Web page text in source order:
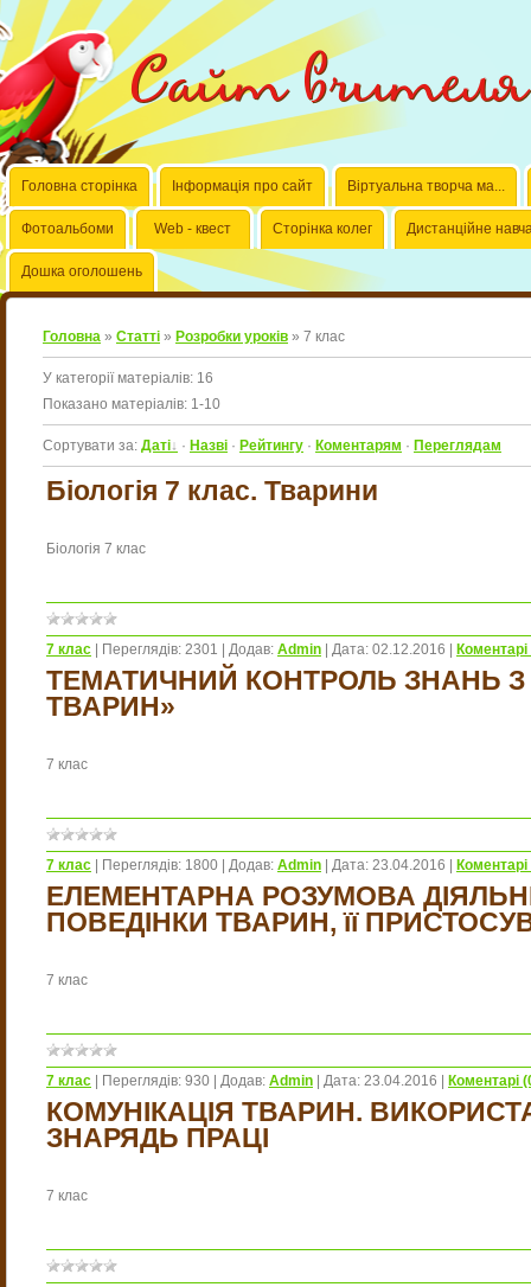
Сайт вчителя
Головна сторінка Інформація про сайт Віртуальна творча ма...
Фотоальбоми Web - квест Сторінка колег Дистанційне
Дошка оголошень
Головна » Статті » Розробки уроків » 7 клас
У категорії матеріалів: 16
Показано матеріалів: 1-10
Сортувати за: Даті · Назві · Рейтингу · Коментарям · Переглядам
Біологія 7 клас. Тварини
Біологія 7 клас
7 клас Переглядів: 2301 Додав: Admin Дата: 02.12.2016 Коментарі
ТЕМАТИЧНИЙ КОНТРОЛЬ ЗНАНЬ З
ТВАРИН»
7 клас
7 клас Переглядів: 1800 Додав: Admin Дата: 23.04.2016 Коментарі
ЕЛЕМЕНТАРНА РОЗУМОВА
ПОВЕДІНКИ ТВАРИН, її
7 клас
7 клас Переглядів: 930 Додав: Admin Дата: 23.04.2016 Коментарі
КОМУНІКАЦІЯ ТВАРИН.
ЗНАРЯДЬ ПРАЦІ
7 клас